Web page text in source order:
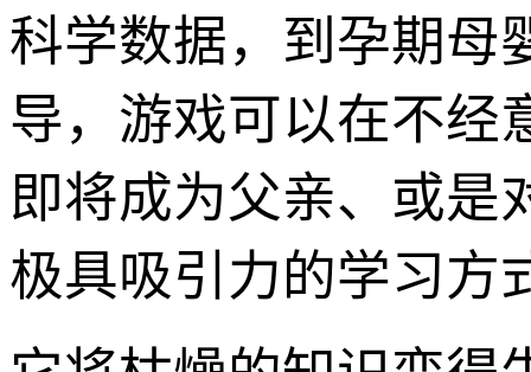
科学数据，到孕期母
导，游戏可以在不经
即将成为父亲、或是
极具吸引力的学习方